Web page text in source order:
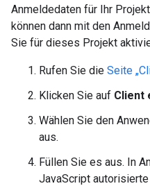
Anmeldedaten für Ihr
können dann mit den
Sie für dieses Projekt
Rufen Sie die Seite
Klicken Sie auf Client
Wählen Sie den
aus.
Füllen Sie es aus. In
JavaScript